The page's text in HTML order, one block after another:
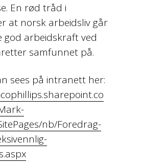
En rød tråd i
at norsk arbeidsliv går
god arbeidskraft ved
samfunnet på.
sees på intranett her:
nb/Foredrag-